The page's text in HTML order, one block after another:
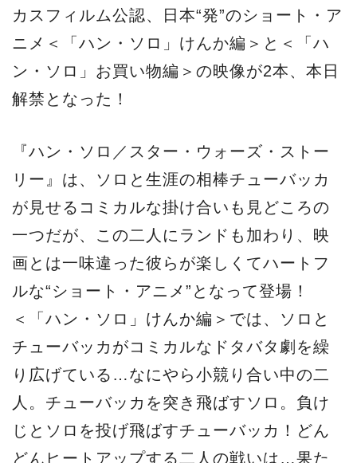
カスフィルム公認、日本“発”のショート・ア
ニメ＜「ハン・ソロ」けんか編＞と＜「ハ
ン・ソロ」お買い物編＞の映像が2本、本日
解禁となった！
『ハン・ソロ／スター・ウォーズ・ストー
リー』は、ソロと生涯の相棒チューバッカ
が見せるコミカルな掛け合いも見どころの
一つだが、この二人にランドも加わり、映
画とは一味違った彼らが楽しくてハートフ
ルな“ショート・アニメ”となって登場！
＜「ハン・ソロ」けんか編＞では、ソロと
チューバッカがコミカルなドタバタ劇を繰
り広げている…なにやら小競り合い中の二
人。チューバッカを突き飛ばすソロ。負け
じとソロを投げ飛ばすチューバッカ！どん
どんヒートアップする二人の戦いは…果た